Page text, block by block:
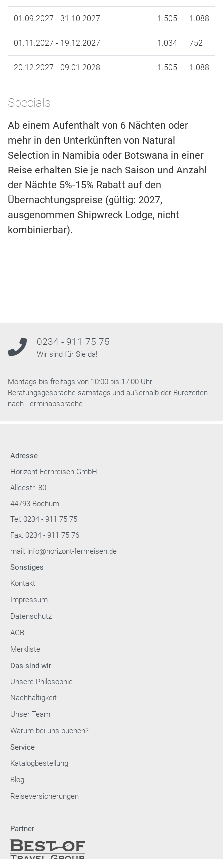
01.09.2027 - 31.10.2027 1.505 1.088
01.11.2027 - 19.12.2027 1.034 752
20.12.2027 - 09.01.2028 1.505 1.088
Specials
Ab einem Aufenthalt von 6 Nächten oder
mehr in den Unterkünften von Natural
Selection in Namibia oder Botswana in einer
Reise erhalten Sie je nach Saison und Anzahl
der Nächte 5%-15% Rabatt auf den
Übernachtungspreise (gültig: 2027,
ausgenommen Shipwreck Lodge, nicht
kombinierbar).
0234 - 911 75 75
Wir sind für Sie da!
Montags bis freitags von 10:00 bis 17:00 Uhr
Beratungsgespräche samstags und außerhalb der Bürozeiten
nach Terminabsprache
Adresse
Horizont Fernreisen GmbH
Alleestr. 80
44793 Bochum
Tel: 0234 - 911 75 75
Fax: 0234 - 911 75 76
mail: info@horizont-fernreisen.de
Sonstiges
Kontakt
Impressum
Datenschutz
AGB
Merkliste
Das sind wir
Unsere Philosophie
Nachhaltigkeit
Unser Team
Warum bei uns buchen?
Service
Katalogbestellung
Blog
Reiseversicherungen
Partner